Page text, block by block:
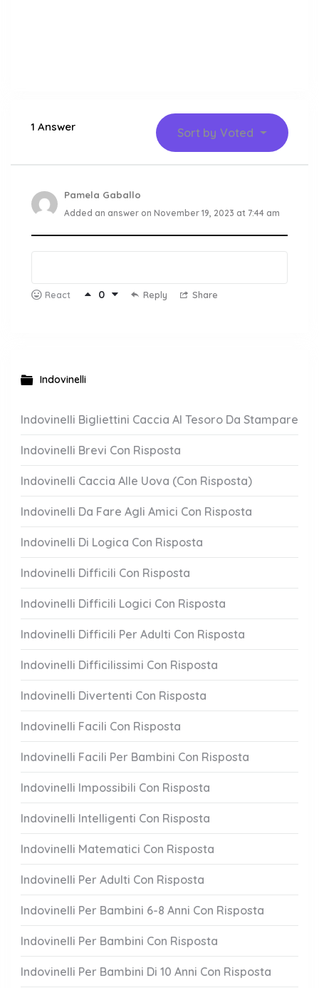
1 Answer Sort by Voted
Pamela Gaballo
Added an answer on November 19, 2023 at 7:44 am
React 0 Reply Share
Indovinelli
Indovinelli Bigliettini Caccia Al Tesoro Da Stampare
Indovinelli Brevi Con Risposta
Indovinelli Caccia Alle Uova (Con Risposta)
Indovinelli Da Fare Agli Amici Con Risposta
Indovinelli Di Logica Con Risposta
Indovinelli Difficili Con Risposta
Indovinelli Difficili Logici Con Risposta
Indovinelli Difficili Per Adulti Con Risposta
Indovinelli Difficilissimi Con Risposta
Indovinelli Divertenti Con Risposta
Indovinelli Facili Con Risposta
Indovinelli Facili Per Bambini Con Risposta
Indovinelli Impossibili Con Risposta
Indovinelli Intelligenti Con Risposta
Indovinelli Matematici Con Risposta
Indovinelli Per Adulti Con Risposta
Indovinelli Per Bambini 6-8 Anni Con Risposta
Indovinelli Per Bambini Con Risposta
Indovinelli Per Bambini Di 10 Anni Con Risposta